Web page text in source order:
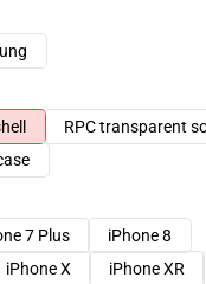
RPC transparent
7 Plus
iPhone 8
iPhone X iPhone XR